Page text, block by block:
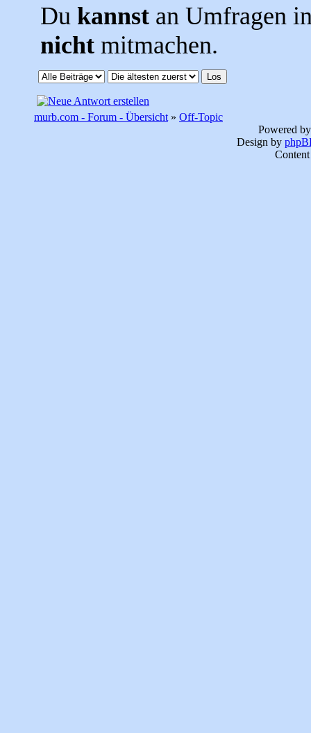
Du kannst an Umfragen
nicht mitmachen.
murb.com - Forum - Übersicht » Off-Topic
Powered
Design by